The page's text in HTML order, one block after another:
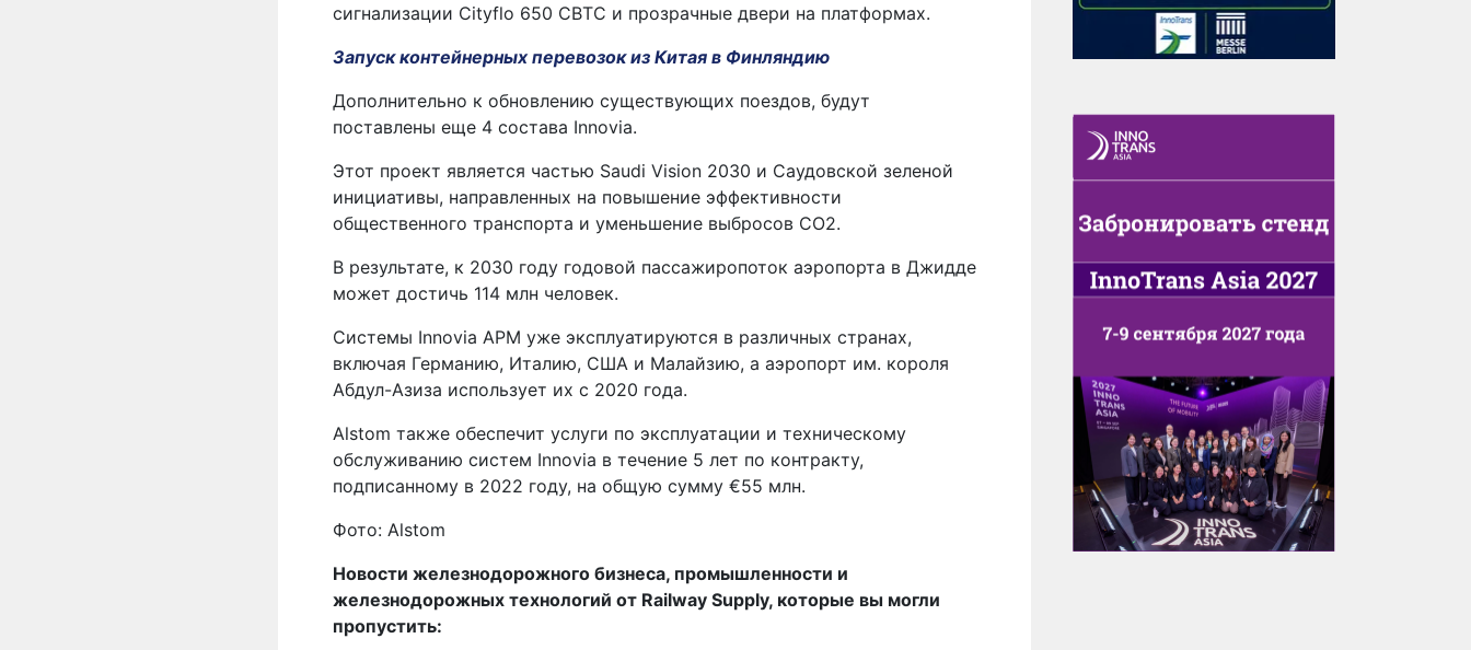
сигнализации Cityflo 650 CBTC и прозрачные двери на платформах.
Запуск контейнерных перевозок из Китая в Финляндию
Дополнительно к обновлению существующих поездов, будут
поставлены еще 4 состава Innovia.
Этот проект является частью Saudi Vision 2030 и Саудовской зеленой
инициативы, направленных на повышение эффективности
общественного транспорта и уменьшение выбросов CO2.
В результате, к 2030 году годовой пассажиропоток аэропорта в Джидде
может достичь 114 млн человек.
Системы Innovia APM уже эксплуатируются в различных странах,
включая Германию, Италию, США и Малайзию, а аэропорт им. короля
Абдул-Азиза использует их с 2020 года.
Alstom также обеспечит услуги по эксплуатации и техническому
обслуживанию систем Innovia в течение 5 лет по контракту,
подписанному в 2022 году, на общую сумму €55 млн.
Фото: Alstom
Новости железнодорожного бизнеса, промышленности и
железнодорожных технологий от Railway Supply, которые вы могли
пропустить: